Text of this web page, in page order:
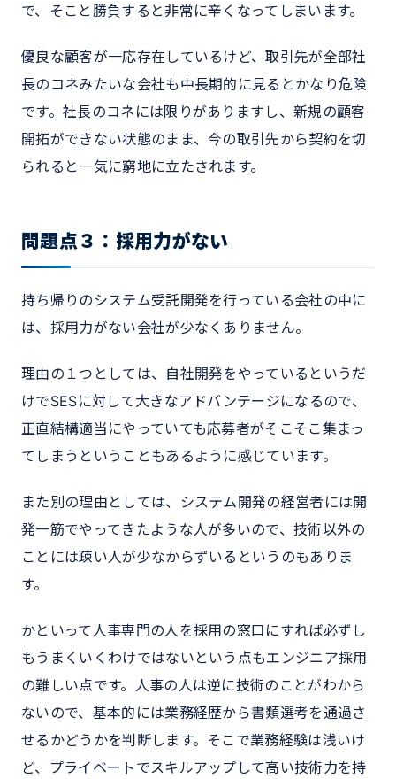
で、そこと勝負すると非常に辛くなってしまいます。
優良な顧客が一応存在しているけど、取引先が全部社
長のコネみたいな会社も中長期的に見るとかなり危険
です。社長のコネには限りがありますし、新規の顧客
開拓ができない状態のまま、今の取引先から契約を切
られると一気に窮地に立たされます。
問題点３：採用力がない
持ち帰りのシステム受託開発を行っている会社の中に
は、採用力がない会社が少なくありません。
理由の１つとしては、自社開発をやっているというだ
けでSESに対して大きなアドバンテージになるので、
正直結構適当にやっていても応募者がそこそこ集まっ
てしまうということもあるように感じています。
また別の理由としては、システム開発の経営者には開
発一筋でやってきたような人が多いので、技術以外の
ことには疎い人が少なからずいるというのもありま
す。
かといって人事専門の人を採用の窓口にすれば必ずし
もうまくいくわけではないという点もエンジニア採用
の難しい点です。人事の人は逆に技術のことがわから
ないので、基本的には業務経歴から書類選考を通過さ
せるかどうかを判断します。そこで業務経験は浅いけ
ど、プライベートでスキルアップして高い技術力を持